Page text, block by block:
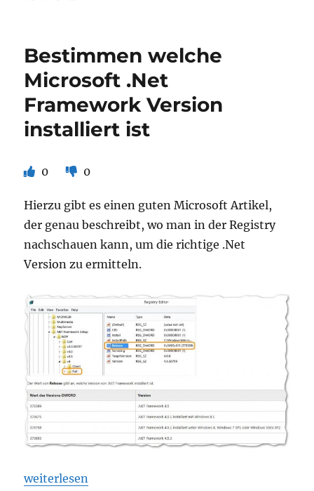
–
Passwort
abgelaufen
Bestimmen welche
Microsoft .Net
Framework Version
installiert ist
0 0
Hierzu gibt es einen guten Microsoft Artikel,
der genau beschreibt, wo man in der Registry
nachschauen kann, um die richtige .Net
Version zu ermitteln.
„Bestimmen welche Microsoft .Net Framework
weiterlesen